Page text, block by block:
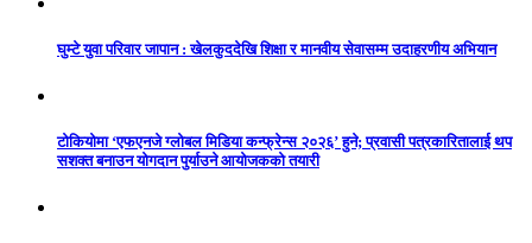
घुम्टे युवा परिवार जापान : खेलकुददेखि शिक्षा र मानवीय सेवासम्म उदाहरणीय अभियान
टोकियोमा ‘एफएनजे ग्लोबल मिडिया कन्फ्रेन्स २०२६’ हुने; प्रवासी पत्रकारितालाई थप
सशक्त बनाउन योगदान पुर्याउने आयोजकको तयारी